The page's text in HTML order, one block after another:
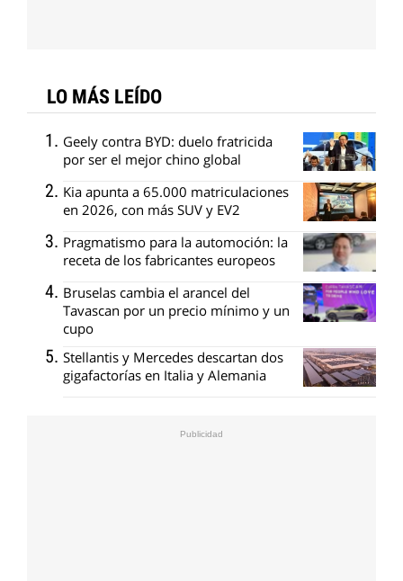
LO MÁS LEÍDO
Geely contra BYD: duelo fratricida
por ser el mejor chino global
Kia apunta a 65.000 matriculaciones
en 2026, con más SUV y EV2
Pragmatismo para la automoción: la
receta de los fabricantes europeos
Bruselas cambia el arancel del
Tavascan por un precio mínimo y un
cupo
Stellantis y Mercedes descartan dos
gigafactorías en Italia y Alemania